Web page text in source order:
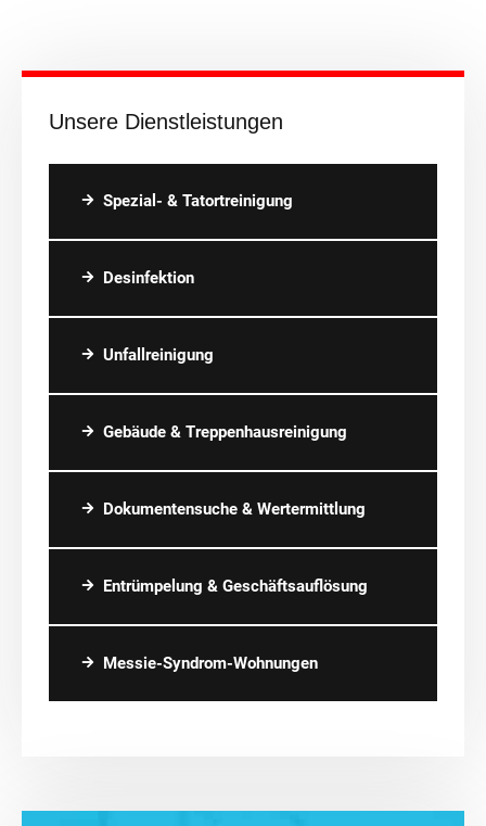
Unsere Dienstleistungen
Spezial- & Tatortreinigung
Desinfektion
Unfallreinigung
Gebäude & Treppenhausreinigung
Dokumentensuche & Wertermittlung
Entrümpelung & Geschäftsauflösung
Messie-Syndrom-Wohnungen